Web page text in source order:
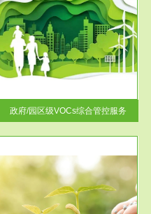
政府/园区级VOCs综合管控服务